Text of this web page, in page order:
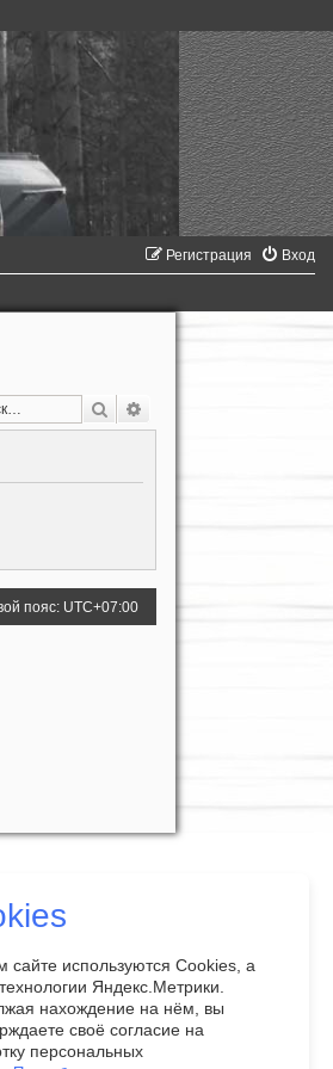
Вход
Регистрация
Поиск
пояс: UTC+07:00
сайте используются Cookies, а
Яндекс.Метрики.
нахождение на нём, вы
своё согласие на
персональных